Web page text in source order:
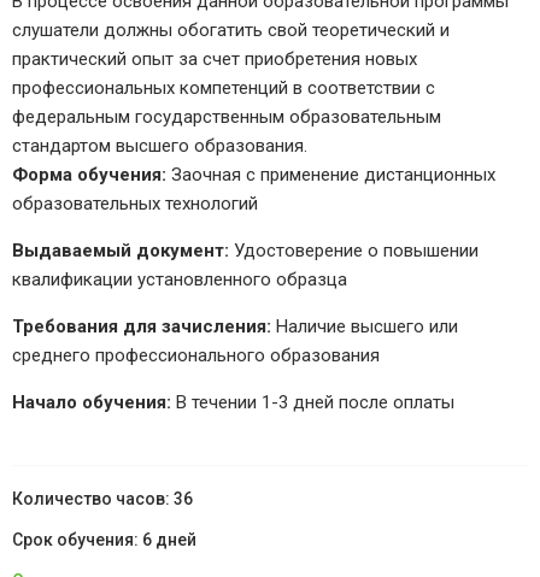
слушатели должны обогатить свой теоретический и
практический опыт за счет приобретения новых
профессиональных компетенций в соответствии с
федеральным государственным образовательным
стандартом высшего образования.
Форма обучения: Заочная с применение дистанционных
образовательных технологий
Выдаваемый документ: Удостоверение о повышении
квалификации установленного образца
Требования для зачисления: Наличие высшего или
среднего профессионального образования
Начало обучения: В течении 1-3 дней после оплаты
36
6 дней